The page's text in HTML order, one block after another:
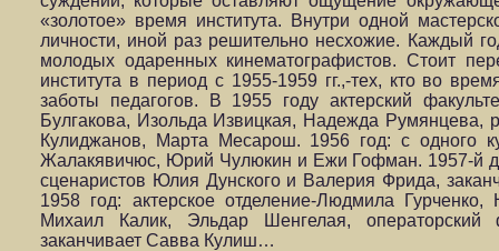
«золотое» время института. Внутри одной
личности, иной раз решительно несхожие. Каждый
молодых одаренных кинематографистов. Стоит
института в период с 1955-1959 гг.,-тех, кто во
заботы педагогов. В 1955 году актерский
Булгакова, Изольда Извицкая, Надежда Румянцева,
Кулиджанов, Марта Месарош. 1956 год: с одного
Жалакявичюс, Юрий Чулюкин и Ежи Гофман. 1957-й
сценаристов Юлия Дунского и Валерия Фрида,
1958 год: актерское отделение-Людмила
Михаил Калик, Эльдар Шенгелая,
заканчивает Савва Кулиш…